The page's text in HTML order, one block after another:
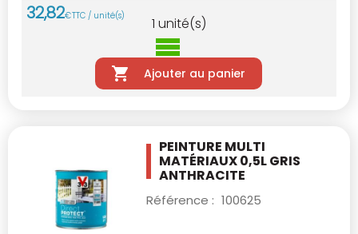
32,82€TTC / unité(s) 1 unité(s)
Ajouter au panier
PEINTURE MULTI
MATÉRIAUX 0,5L GRIS
ANTHRACITE
Référence : 100625